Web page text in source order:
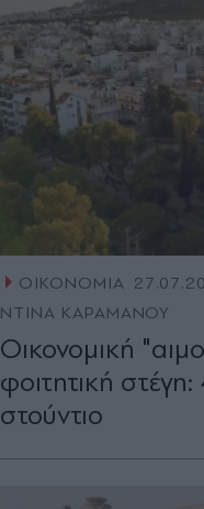
ΟΙΚΟΝΟΜΙΑ
ΝΤΙΝΑ ΚΑΡΑΜΑΝΟΥ
Οικονομική
φοιτητική
στούντιο